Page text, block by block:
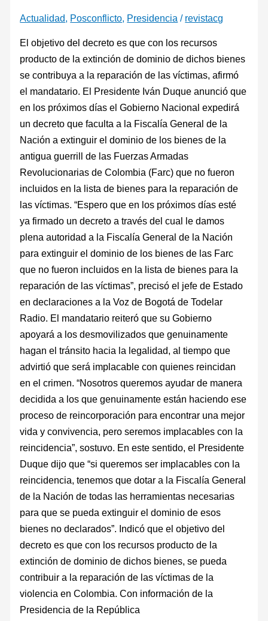
Actualidad, Posconflicto, Presidencia / revistacg
El objetivo del decreto es que con los recursos
producto de la extinción de dominio de dichos bienes
se contribuya a la reparación de las víctimas, afirmó
el mandatario. El Presidente Iván Duque anunció que
en los próximos días el Gobierno Nacional expedirá
un decreto que faculta a la Fiscalía General de la
Nación a extinguir el dominio de los bienes de la
antigua guerrill de las Fuerzas Armadas
Revolucionarias de Colombia (Farc) que no fueron
incluidos en la lista de bienes para la reparación de
las víctimas. “Espero que en los próximos días esté
ya firmado un decreto a través del cual le damos
plena autoridad a la Fiscalía General de la Nación
para extinguir el dominio de los bienes de las Farc
que no fueron incluidos en la lista de bienes para la
reparación de las víctimas”, precisó el jefe de Estado
en declaraciones a la Voz de Bogotá de Todelar
Radio. El mandatario reiteró que su Gobierno
apoyará a los desmovilizados que genuinamente
hagan el tránsito hacia la legalidad, al tiempo que
advirtió que será implacable con quienes reincidan
en el crimen. “Nosotros queremos ayudar de manera
decidida a los que genuinamente están haciendo ese
proceso de reincorporación para encontrar una mejor
vida y convivencia, pero seremos implacables con la
reincidencia”, sostuvo. En este sentido, el Presidente
Duque dijo que “si queremos ser implacables con la
reincidencia, tenemos que dotar a la Fiscalía General
de la Nación de todas las herramientas necesarias
para que se pueda extinguir el dominio de esos
bienes no declarados”. Indicó que el objetivo del
decreto es que con los recursos producto de la
extinción de dominio de dichos bienes, se pueda
contribuir a la reparación de las víctimas de la
violencia en Colombia. Con información de la
Presidencia de la República